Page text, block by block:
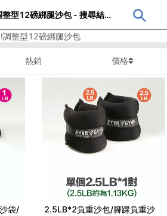
台灣製造!!調整型12磅綁腿沙包 - 搜尋結果
調整型12磅綁腿沙包
熱銷 價格
袋/
2.5LB*2負重沙包/腳踝負重沙